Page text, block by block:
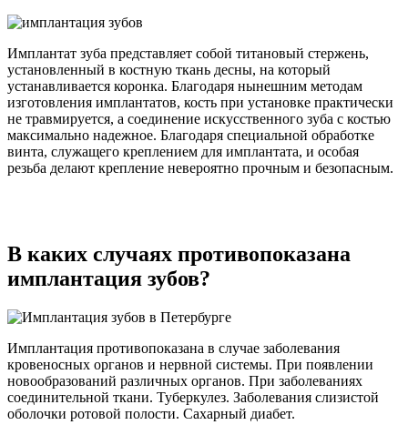
Имплантат зуба представляет собой титановый стержень,
установленный в костную ткань десны, на который
устанавливается коронка. Благодаря нынешним методам
изготовления имплантатов, кость при установке практически
не травмируется, а соединение искусственного зуба с костью
максимально надежное. Благодаря специальной обработке
винта, служащего креплением для имплантата, и особая
резьба делают крепление невероятно прочным и безопасным.
В каких случаях противопоказана
имплантация зубов?
Имплантация противопоказана в случае заболевания
кровеносных органов и нервной системы. При появлении
новообразований различных органов. При заболеваниях
соединительной ткани. Туберкулез. Заболевания слизистой
оболочки ротовой полости. Сахарный диабет.